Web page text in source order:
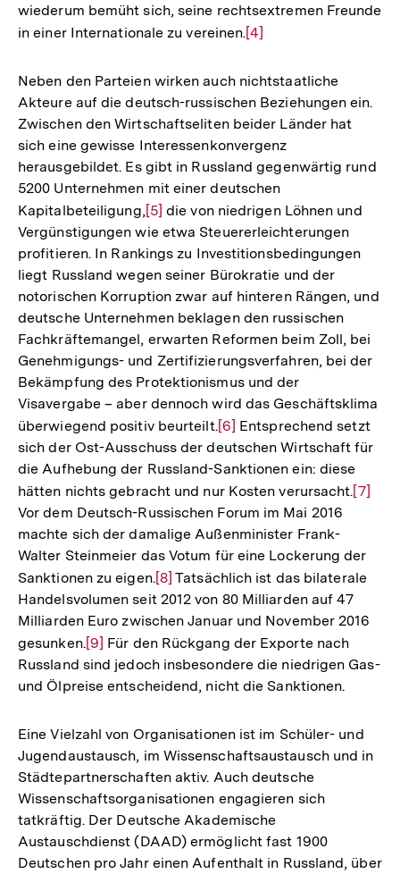
wiederum bemüht sich, seine rechtsextremen Freunde
in einer Internationale zu vereinen.Zur
der
Fußnote
[4]
Neben den Parteien wirken auch nichtstaatliche
Akteure auf die deutsch-russischen Beziehungen ein.
Zwischen den Wirtschaftseliten beider Länder hat
sich eine gewisse Interessenkonvergenz
herausgebildet. Es gibt in Russland gegenwärtig rund
5200 Unternehmen mit einer deutschen
Kapitalbeteiligung,Zur
Auflösung
der
Fußnote
[5] die von niedrigen Löhnen und
Vergünstigungen wie etwa Steuererleichterungen
profitieren. In Rankings zu Investitionsbedingungen
liegt Russland wegen seiner Bürokratie und der
notorischen Korruption zwar auf hinteren Rängen, und
deutsche Unternehmen beklagen den russischen
Fachkräftemangel, erwarten Reformen beim Zoll, bei
Genehmigungs- und Zertifizierungsverfahren, bei der
Bekämpfung des Protektionismus und der
Visavergabe – aber dennoch wird das Geschäftsklima
überwiegend positiv beurteilt.Zur
Auflösung
der
Fußnote
[6] Entsprechend setzt
sich der Ost-Ausschuss der deutschen Wirtschaft für
die Aufhebung der Russland-Sanktionen ein: diese
hätten nichts gebracht und nur Kosten verursacht.Zur
[7]
Vor dem Deutsch-Russischen Forum im Mai 2016
machte sich der damalige Außenminister Frank-
Walter Steinmeier das Votum für eine Lockerung der
Sanktionen zu eigen.Zur
Auflösung
der
Fußnote
[8] Tatsächlich ist das bilaterale
Handelsvolumen seit 2012 von 80 Milliarden auf 47
Milliarden Euro zwischen Januar und November 2016
gesunken.Zur
Auflösung
der
[9] Für den Rückgang der Exporte nach
Russland sind jedoch insbesondere die niedrigen Gas-
und Ölpreise entscheidend, nicht die Sanktionen.
Eine Vielzahl von Organisationen ist im Schüler- und
Jugendaustausch, im Wissenschaftsaustausch und in
Städtepartnerschaften aktiv. Auch deutsche
Wissenschaftsorganisationen engagieren sich
tatkräftig. Der Deutsche Akademische
Austauschdienst (DAAD) ermöglicht fast 1900
Deutschen pro Jahr einen Aufenthalt in Russland, über